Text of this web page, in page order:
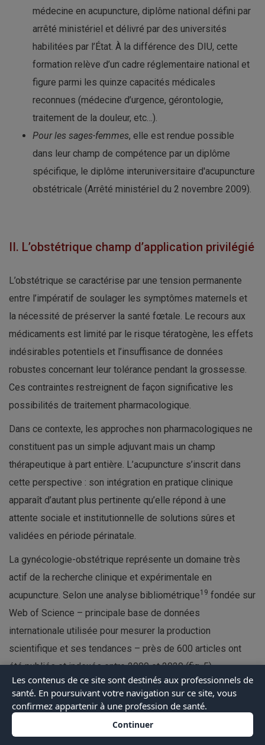
médecine en acupuncture, diplôme national défini par
arrêté ministériel et délivré par des universités
habilitées par l’État. À la différence des DIU, cette
formation relève d’un cadre réglementaire national et
figure parmi les quinze capacités médicales
reconnues (médecine d’urgence, gérontologie,
traitement de la douleur, etc…).
Pour les sages-femmes, elle est rendue possible
dans leur champ de compétence par un diplôme
spécifique, le diplôme interuniversitaire d'acupuncture
obstétricale (Arrêté ministériel du 2 novembre 2009).
II. L’obstétrique champ d’application privilégié
L’obstétrique se caractérise par une tension permanente
entre l’impératif de soulager les symptômes maternels et
la nécessité de préserver la santé fœtale. Le recours aux
médicaments est limité par le risque tératogène, les effets
indésirables potentiels et l’insuffisance de données
robustes concernant leur tolérance pendant la grossesse.
Ces contraintes restreignent de façon significative les
possibilités de traitement pharmacologique.
Dans ce contexte, les approches non pharmacologiques ne
constituent pas un simple adjuvant mais un champ
thérapeutique à part entière. L’acupuncture s’inscrit dans
cette perspective : son intégration en pratique clinique
apparaît d’autant plus pertinente qu’elle répond à une
attente sociale et institutionnelle de solutions sûres et
validées en période périnatale.
La gynécologie-obstétrique représente un domaine très
actif de la recherche clinique et expérimentale en
acupuncture. Selon une analyse bibliométrique19 fondée sur
Web of Science – principale base de données
internationale utilisée pour mesurer la production
scientifique et ses tendances – près de 600 articles ont
été publiés et indexés entre 2000 et 2020 (fig. 5).
Wu L, Li Y, Yu P, Li H, Ma S, Liu S, Liu M, Yu W.
The application of acupuncture in obstetrics
and gynecology: a bibliometric analysis based
on Web of Science.Ann Palliat Med
2021 Mar;10(3):3194-3204.
Les contenus de ce site sont destinés aux professionnels de
santé. En poursuivant votre navigation sur ce site, vous
confirmez appartenir à une profession de santé.
Continuer